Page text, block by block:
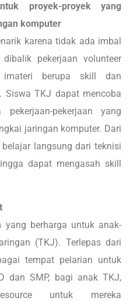
proyek-proyek yang
komputer
karena tidak ada imbal
pekerjaan volunteer
imateri berupa skill dan
Siswa TKJ dapat mencoba
pekerjaan yang
jaringan komputer. Dari
langsung dari teknisi
dapat mengasah skill
yang berharga untuk anak-
(TKJ). Terlepas dari
tempat pelarian untuk
dan SMP, bagi anak TKJ,
untuk mereka